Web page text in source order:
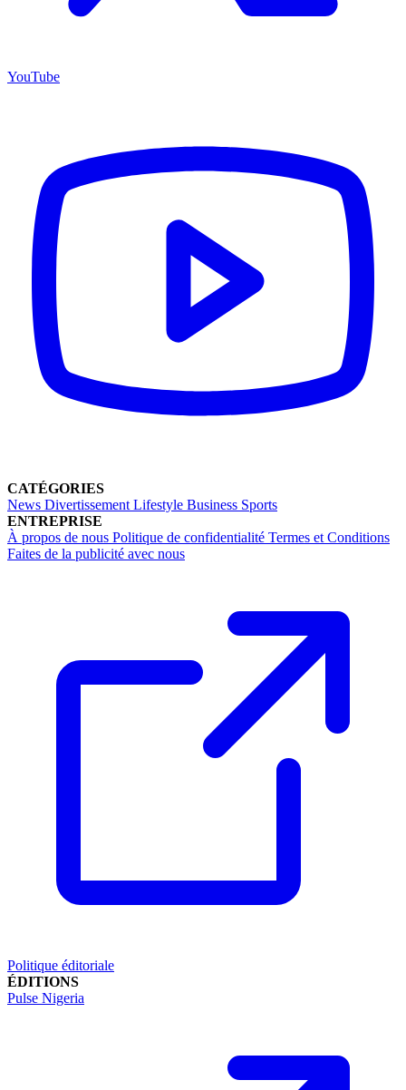
YouTube
CATÉGORIES
News Divertissement Lifestyle Business Sports
ENTREPRISE
À propos de nous Politique de confidentialité Termes et Conditions
Faites de la publicité avec nous
Politique éditoriale
ÉDITIONS
Pulse Nigeria